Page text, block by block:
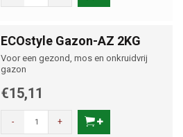
ECOstyle Gazon-AZ 2KG
Voor een gezond, mos en onkruidvrij
gazon
€15,11
- +